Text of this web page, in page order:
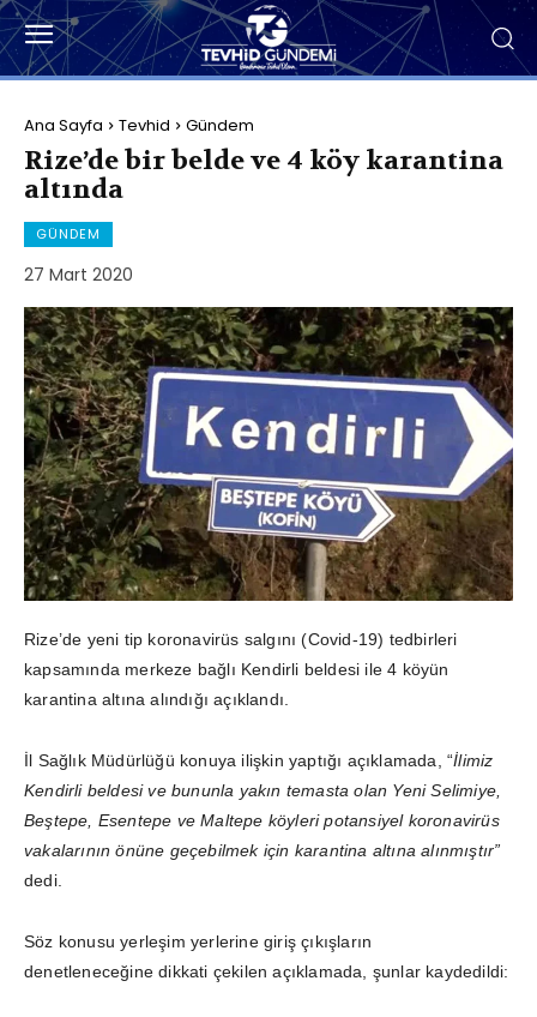
Ana Sayfa Tevhid Gündem
Rize’de bir belde ve 4 köy karantina
altında
GÜNDEM
27 Mart 2020
Rize’de yeni tip koronavirüs salgını (Covid-19) tedbirleri
kapsamında merkeze bağlı Kendirli beldesi ile 4 köyün
karantina altına alındığı açıklandı.
İl Sağlık Müdürlüğü konuya ilişkin yaptığı açıklamada, “İlimiz
Kendirli beldesi ve bununla yakın temasta olan Yeni Selimiye,
Beştepe, Esentepe ve Maltepe köyleri potansiyel koronavirüs
vakalarının önüne geçebilmek için karantina altına alınmıştır”
dedi.
Söz konusu yerleşim yerlerine giriş çıkışların
denetleneceğine dikkati çekilen açıklamada, şunlar kaydedildi: